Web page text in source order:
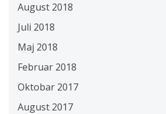
August 2018
Juli 2018
Maj 2018
Februar 2018
Oktobar 2017
August 2017